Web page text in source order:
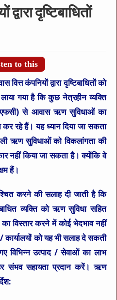
दृष्टिबाधितों
to this
वित्त कंपनियों द्वारा दृष्टिबाधितों को
गया है कि कुछ नेत्रहीन व्यक्ति
से आवास ऋण सुविधाओं का
रहे हैं। यह ध्यान दिया जा सकता
ऋण सुविधाओं को विकलांगता की
नहीं किया जा सकता है। क्योंकि वे
हैं।
करने की सलाह दी जाती है कि
व्यक्ति को ऋण सुविधा सहित
विस्तार करने में कोई भेदभाव नहीं
को यह भी सलाह दे सकती
विभिन्न उत्पाद / सेवाओं का लाभ
संभव सहायता प्रदान करें। ऋण